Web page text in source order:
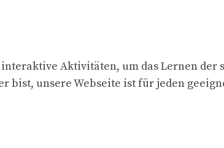
Aktivitäten, um das Lernen
bist, unsere Webseite ist für jeden